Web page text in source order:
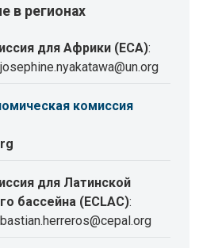
в регионах
для Африки (ECA):
комиссия
для Латинской
бассейна (ECLAC):